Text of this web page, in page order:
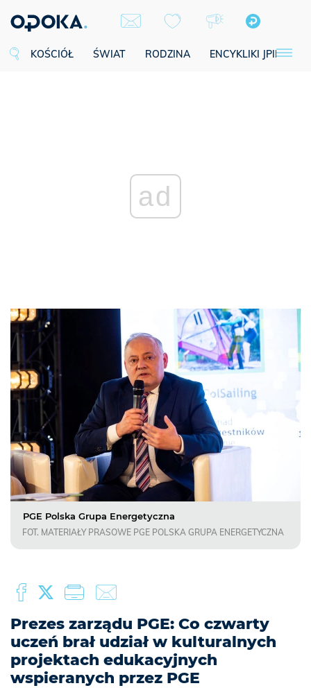
KOŚCIÓŁ ŚWIAT RODZINA ENCYKLIKI JPII
ad
PGE Polska Grupa Energetyczna
FOT. MATERIAŁY PRASOWE PGE POLSKA GRUPA ENERGETYCZNA
Prezes zarządu PGE: Co czwarty
uczeń brał udział w kulturalnych
projektach edukacyjnych
wspieranych przez PGE